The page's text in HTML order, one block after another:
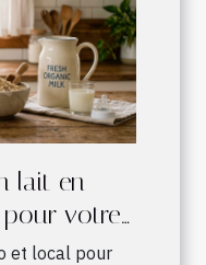
lait en
votre
et local pour